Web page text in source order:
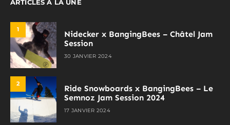
ARTICLES À LA UNE
1
Nidecker x BangingBees – Châtel Jam
Session
30 JANVIER 2024
2
Ride Snowboards x BangingBees – Le
Semnoz Jam Session 2024
17 JANVIER 2024